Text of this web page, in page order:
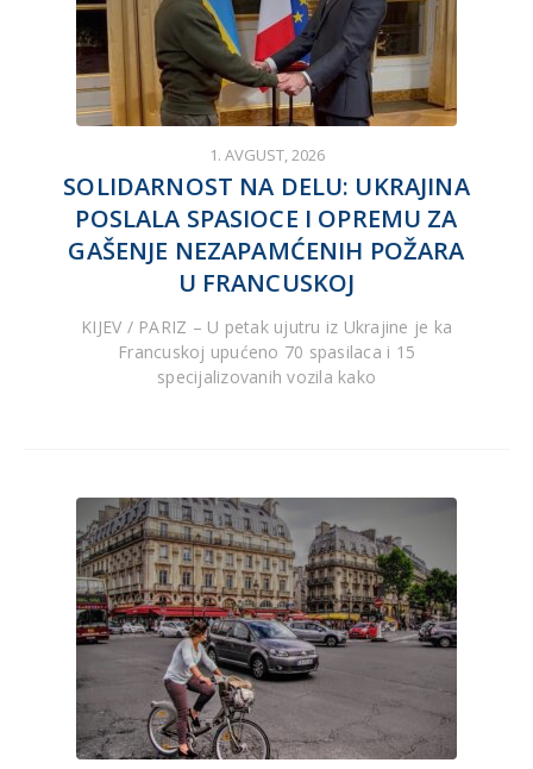
1. AVGUST, 2026
SOLIDARNOST NA DELU: UKRAJINA
POSLALA SPASIOCE I OPREMU ZA
GAŠENJE NEZAPAMĆENIH POŽARA
U FRANCUSKOJ
KIJEV / PARIZ – U petak ujutru iz Ukrajine je ka
Francuskoj upućeno 70 spasilaca i 15
specijalizovanih vozila kako